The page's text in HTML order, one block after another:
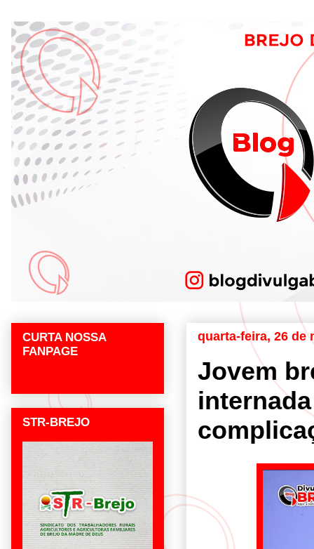
quarta-feira, 26 de
Jovem
CURTA NOSSA
FANPAGE
STR-BREJO